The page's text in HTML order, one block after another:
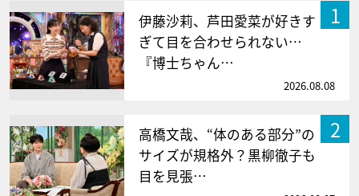
1
伊藤沙莉、芦田愛菜が好きす
ぎて目を合わせられない…
『博士ちゃん…
2026.08.08
2
高橋文哉、“体のある部分”の
サイズが規格外？黒柳徹子も
目を見張…